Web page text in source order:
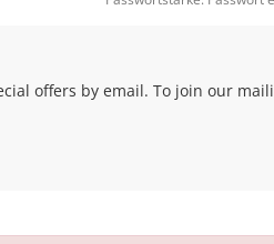
offers by email. To join our